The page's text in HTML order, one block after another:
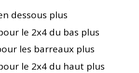
dessous plus
le 2x4 du bas plus
les barreaux plus
le 2x4 du haut plus